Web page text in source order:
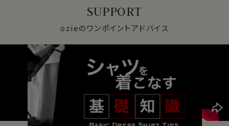
SUPPORT
ozieのワンポイントアドバイス